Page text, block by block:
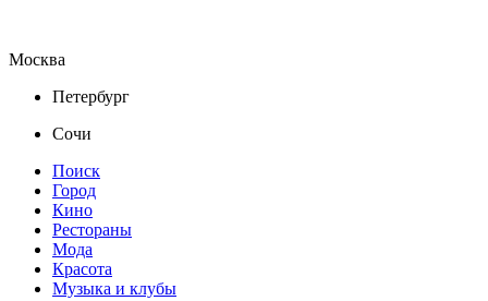
Москва
Петербург
Сочи
Поиск
Город
Кино
Рестораны
Мода
Красота
Музыка и клубы